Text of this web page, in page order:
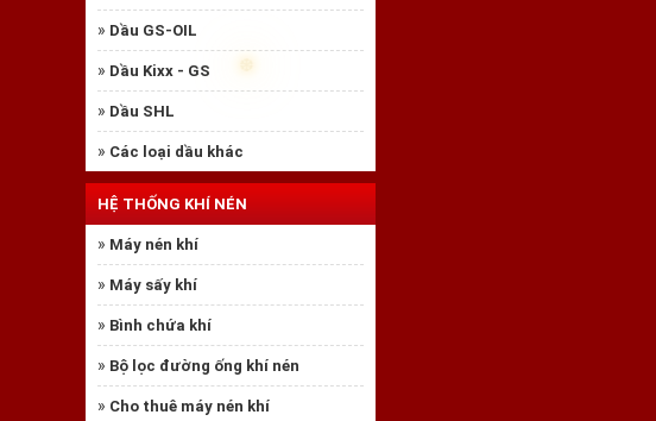
» Dầu GS-OIL
» Dầu Kixx - GS
» Dầu SHL
» Các loại dầu khác
HỆ THỐNG KHÍ NÉN
» Máy nén khí
» Máy sấy khí
» Bình chứa khí
» Bộ lọc đường ống khí nén
» Cho thuê máy nén khí